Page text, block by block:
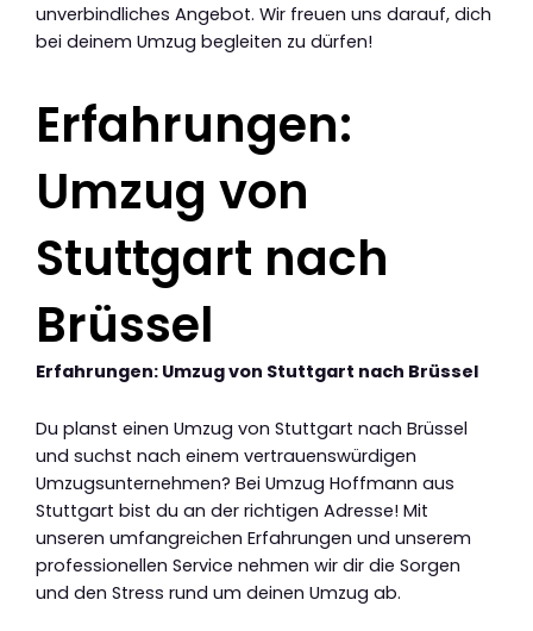
unverbindliches Angebot. Wir freuen uns darauf, dich
bei deinem Umzug begleiten zu dürfen!
Erfahrungen:
Umzug von
Stuttgart nach
Brüssel
Erfahrungen: Umzug von Stuttgart nach Brüssel
Du planst einen Umzug von Stuttgart nach Brüssel
und suchst nach einem vertrauenswürdigen
Umzugsunternehmen? Bei Umzug Hoffmann aus
Stuttgart bist du an der richtigen Adresse! Mit
unseren umfangreichen Erfahrungen und unserem
professionellen Service nehmen wir dir die Sorgen
und den Stress rund um deinen Umzug ab.